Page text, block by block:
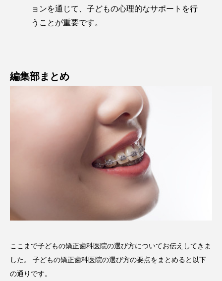
ョンを通じて、子どもの心理的なサポートを行
うことが重要です。
編集部まとめ
ここまで子どもの矯正歯科医院の選び方についてお伝えしてきま
した。 子どもの矯正歯科医院の選び方の要点をまとめると以下
の通りです。